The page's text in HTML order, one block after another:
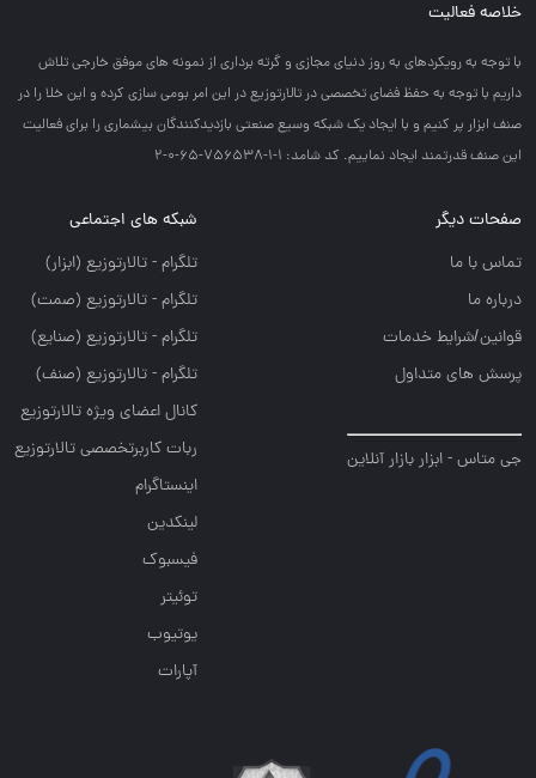
خلاصه فعالیت
با توجه به رويكردهاي به روز دنياي مجازي و گرته برداري از نمونه هاي موفق خارجي تلاش
داريم با توجه به حفظ فضاي تخصصي در تالارتوزيع در اين امر بومي سازي كرده و اين خلا را در
صنف ابزار پر كنيم و با ايجاد يك شبكه وسيع صنعتي بازديدكنندگان بيشماري را براي فعاليت
اين صنف قدرتمند ايجاد نماييم. کد شامد: 1-1-756538-65-0-2
صفحات دیگر
تماس با ما
درباره ما
قوانین/شرایط خدمات
پرسش های متداول
جی متاس - ابزار بازار آنلاین
شبکه های اجتماعی
تلگرام - تالارتوزيع (ابزار)
تلگرام - تالارتوزيع (صمت)
تلگرام - تالارتوزيع (صنايع)
تلگرام - تالارتوزیع (صنف)
کانال اعضای ویژه تالارتوزیع
ربات کاربرتخصصی تالارتوزیع
اینستاگرام
لینکدین
فیسبوک
توئیتر
یوتیوب
آپارات